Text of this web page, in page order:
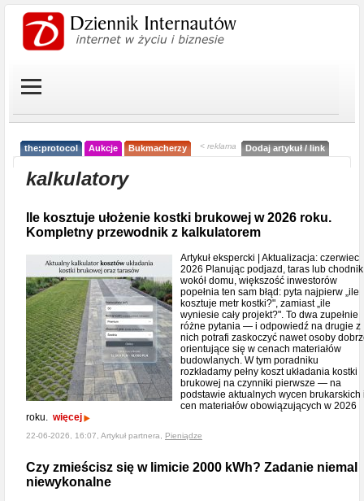
the:protocol Aukcje Bukmacherzy < reklama Dodaj artykuł / link
kalkulatory
Ile kosztuje ułożenie kostki brukowej w 2026 roku.
Kompletny przewodnik z kalkulatorem
Artykuł ekspercki | Aktualizacja: czerwiec
2026 Planując podjazd, taras lub chodnik
wokół domu, większość inwestorów
popełnia ten sam błąd: pyta najpierw „ile
kosztuje metr kostki?", zamiast „ile
wyniesie cały projekt?". To dwa zupełnie
różne pytania — i odpowiedź na drugie z
nich potrafi zaskoczyć nawet osoby
orientujące się w cenach materiałów
budowlanych. W tym poradniku
rozkładamy pełny koszt układania kostki
brukowej na czynniki pierwsze — na
podstawie aktualnych wycen brukarskich
cen materiałów obowiązujących w 2026
roku. więcej
22-06-2026, 16:07, Artykuł partnera, Pieniądze
Czy zmieścisz się w limicie 2000 kWh? Zadanie niemal
niewykonalne